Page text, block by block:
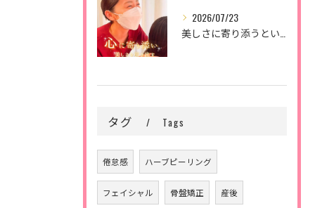
2026/07/23
タグ Tags
倦怠感 ハーブピーリング
フェイシャル 骨盤矯正 産後